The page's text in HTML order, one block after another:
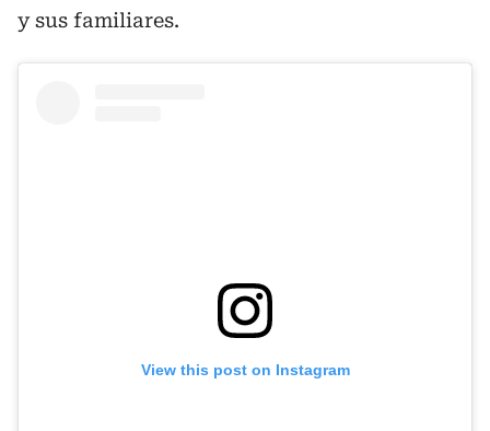
y sus familiares.
View this post on Instagram